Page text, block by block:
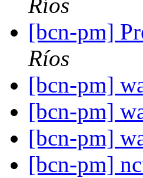
Ríos
[bcn-pm]
Ríos
[bcn-pm]
[bcn-pm]
[bcn-pm]
[bcn-pm]